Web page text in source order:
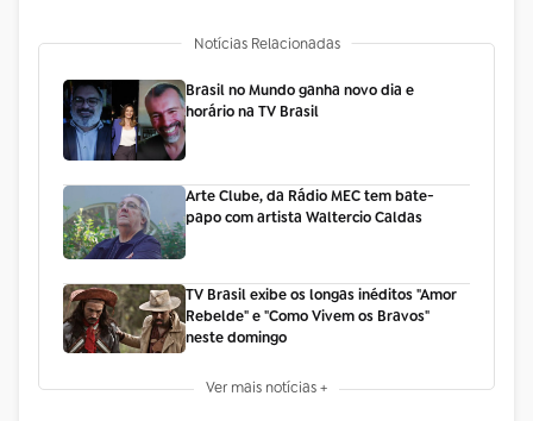
Notícias Relacionadas
Brasil no Mundo ganha novo dia e
horário na TV Brasil
Arte Clube, da Rádio MEC tem bate-
papo com artista Waltercio Caldas
TV Brasil exibe os longas inéditos "Amor
Rebelde" e "Como Vivem os Bravos"
neste domingo
Ver mais notícias +